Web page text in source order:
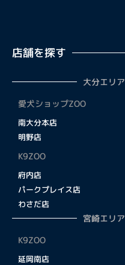
店舗を探す
大分エリア
愛犬ショップZOO
南大分本店
明野店
K9ZOO
府内店
パークプレイス店
わさだ店
宮崎エリア
K9ZOO
延岡南店